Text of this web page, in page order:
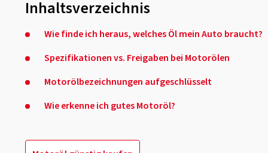
Inhaltsverzeichnis
Wie finde ich heraus, welches Öl mein Auto braucht?
Spezifikationen vs. Freigaben bei Motorölen
Motorölbezeichnungen aufgeschlüsselt
Wie erkenne ich gutes Motoröl?